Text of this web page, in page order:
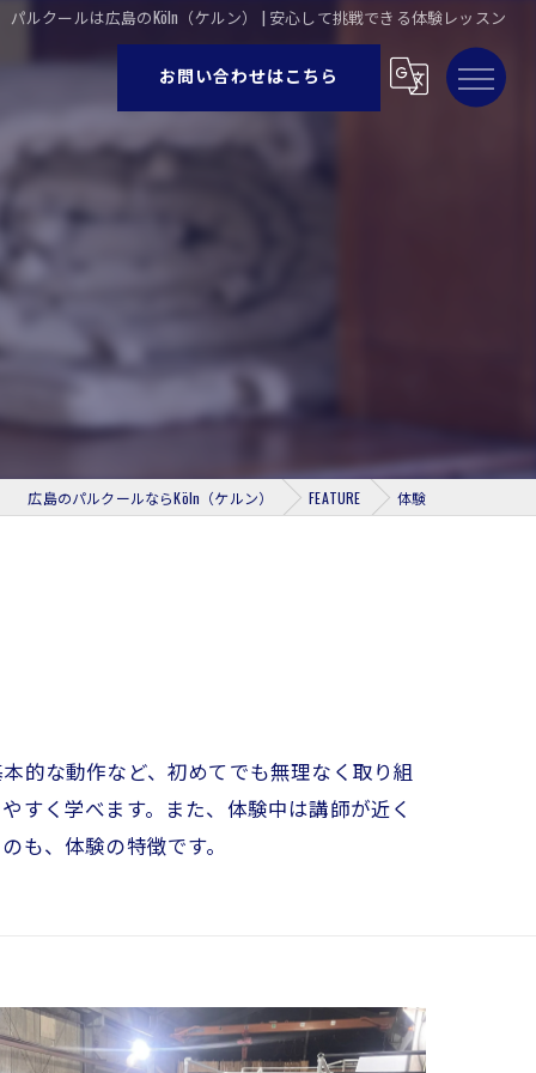
パルクールは広島のKöln（ケルン） | 安心して挑戦できる体験レッスン
お問い合わせはこちら
広島のパルクールならKöln（ケルン） FEATURE 体験
的な動作など、初めてでも無理なく取り組
すく学べます。また、体験中は講師が近く
も、体験の特徴です。